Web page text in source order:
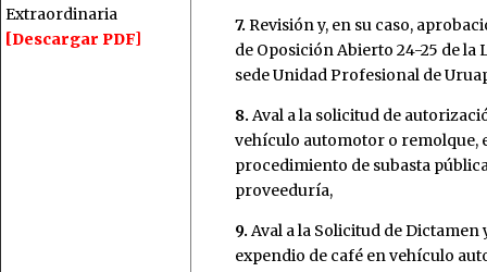
Extraordinaria
[Descargar PDF]
7. Revisión y, en su caso,
de Oposición Abierto 24-25 de
sede Unidad Profesional de
8. Aval a la solicitud de
vehículo automotor o remolque,
procedimiento de subasta
proveeduría,
9. Aval a la Solicitud de
expendio de café en vehículo